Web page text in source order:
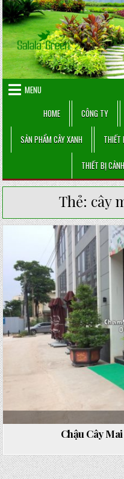
Skip
to
content
MENU
HOME
CÔNG TY
SẢN PHẨM CÂY XANH THIẾT
THIẾT BỊ
Thẻ: cây
Posted
in
Chậu Cây